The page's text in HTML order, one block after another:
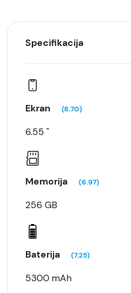
Specifikacija
Ekran (8.70)
6.55 "
Memorija (6.97)
256 GB
Baterija (7.25)
5300 mAh